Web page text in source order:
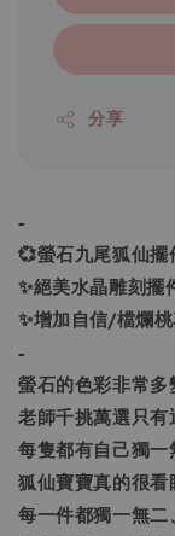
分享
-
💞螢石九尾狐仙擺
✨絕美水晶雕刻擺
✨增加自信/檔爛
-
螢石的色彩非常多
老師千挑萬選只有
每隻都有自己獨一
狐仙寶寶真的很看
每一件都獨一無二